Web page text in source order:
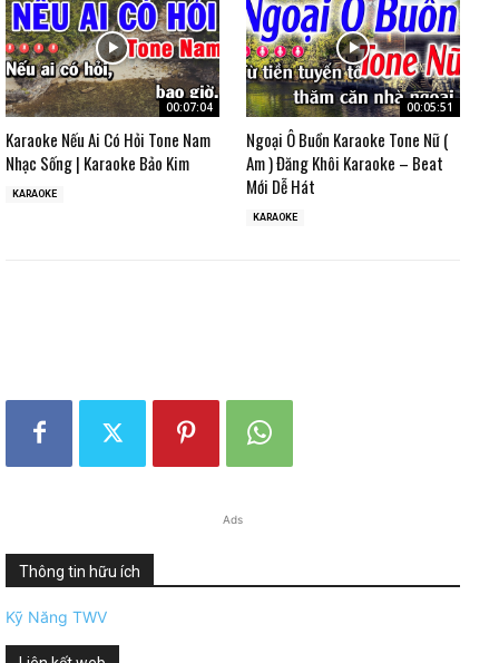
00:07:04
Karaoke Nếu Ai Có Hỏi Tone Nam
Nhạc Sống | Karaoke Bảo Kim
KARAOKE
00:05:51
Ngoại Ô Buồn Karaoke Tone Nữ (
Am ) Đăng Khôi Karaoke – Beat
Mới Dễ Hát
KARAOKE
Ads
Thông tin hữu ích
Kỹ Năng TWV